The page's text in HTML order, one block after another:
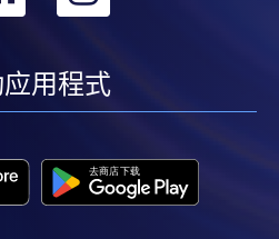
以先到先得形式报名）及个
报名费或学费。除上述支
颁授课程设有网上服务，学
WeChat Pay）、支付宝
快（FPS）缴付学费，详情请
服务。
linkedin
应用程式